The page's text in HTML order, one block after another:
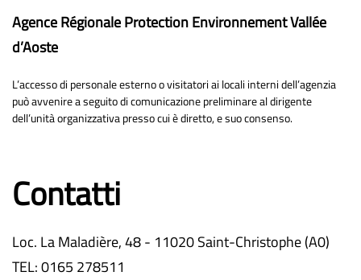
Agence Régionale Protection Environnement Vallée
d’Aoste
L’accesso di personale esterno o visitatori ai locali interni dell’agenzia
può avvenire a seguito di comunicazione preliminare al dirigente
dell’unità organizzativa presso cui è diretto, e suo consenso.
Contatti
Loc. La Maladière, 48 - 11020 Saint-Christophe (A0)
TEL: 0165 278511